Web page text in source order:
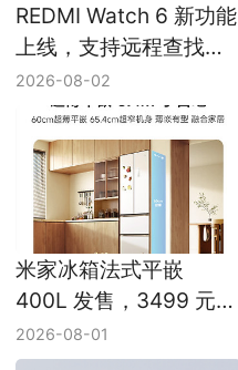
REDMI Watch 6 新功能
上线，支持远程查找和
微信语音转文字
2026-08-02
米家冰箱法式平嵌
400L 发售，3499 元主
打全域离子净化
2026-08-01